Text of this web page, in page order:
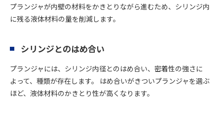
プランジャが内壁の材料をかきとりながら進むため、シリンジ内
に残る液体材料の量を削減します。
シリンジとのはめ合い
プランジャには、シリンジ内径とのはめ合い、密着性の強さに
よって、種類が存在します。 はめ合いがきついプランジャを選ぶ
ほど、液体材料のかきとり性が高くなります。